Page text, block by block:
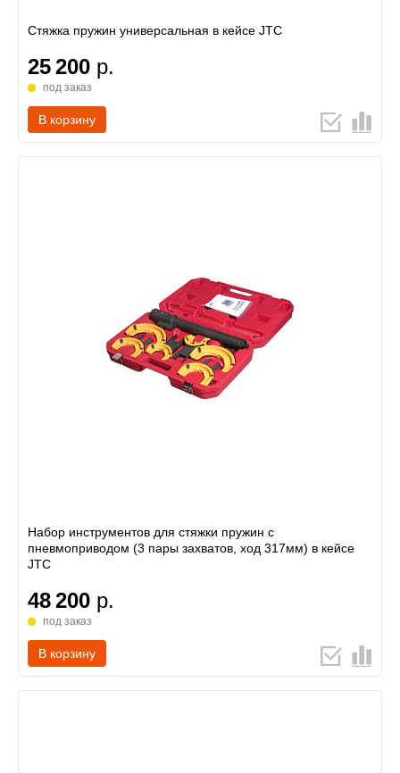
Стяжка пружин универсальная в кейсе JTC
25 200 р.
под заказ
В корзину
Набор инструментов для стяжки пружин с
пневмоприводом (3 пары захватов, ход 317мм) в кейсе
JTC
48 200 р.
под заказ
В корзину